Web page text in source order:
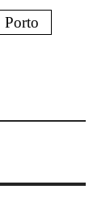
Porto